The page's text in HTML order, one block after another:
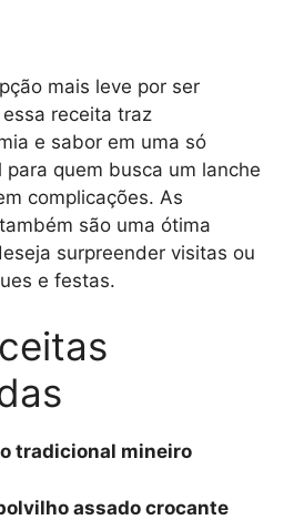
mais leve por ser
receita traz
e sabor em uma só
para quem busca um lanche
complicações. As
são uma ótima
surpreender visitas ou
e festas.
tradicional mineiro
assado crocante